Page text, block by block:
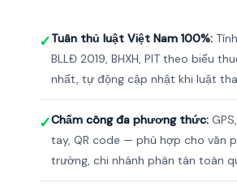
✓Tuân thủ luật Việt Nam 100%:
BLLĐ 2019, BHXH, PIT theo biểu
nhất, tự động cập nhật khi luật
✓Chấm công đa phương thức:
tay, QR code — phù hợp cho văn
trường, chi nhánh phân tán toàn